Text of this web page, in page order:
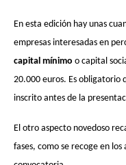
En esta edición hay unas
empresas interesadas en
capital mínimo o capital
20.000 euros. Es obligatorio
inscrito antes de la
El otro aspecto novedoso
fases, como se recoge en